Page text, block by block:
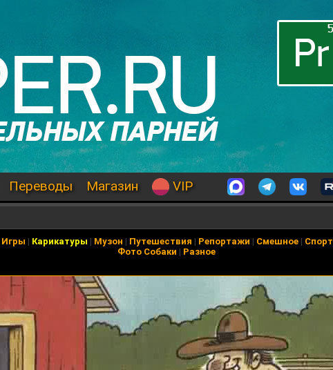
Переводы Магазин VIP
Игры | Карикатуры | Музон | Путешествия | Репортажи | Смешное| Спорт
Фото Собаки | Разное